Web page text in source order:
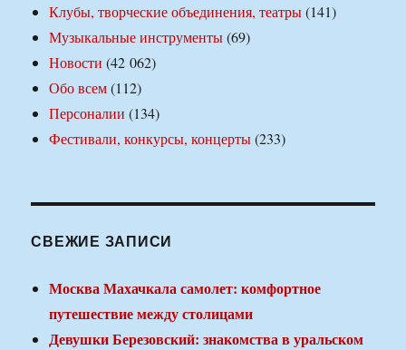
Клубы, творческие объединения, театры(141)
Музыкальные инструменты(69)
Новости (42 062)
Обо всем(112)
Персоналии (134)
Фестивали, конкурсы, концерты(233)
СВЕЖИЕ ЗАПИСИ
Москва Махачкала самолет: комфортное
путешествие между столицами
Девушки Березовский: знакомства в уральском